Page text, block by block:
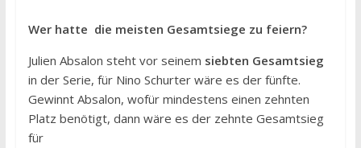
Wer hatte die meisten Gesamtsiege zu feiern?
Julien Absalon steht vor seinem siebten Gesamtsieg
in der Serie, für Nino Schurter wäre es der fünfte.
Gewinnt Absalon, wofür mindestens einen zehnten
Platz benötigt, dann wäre es der zehnte Gesamtsieg
für